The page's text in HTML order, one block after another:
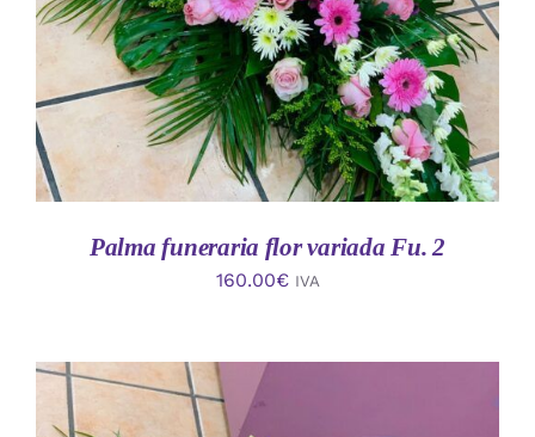
Palma funeraria flor variada Fu. 2
160.00€ IVA